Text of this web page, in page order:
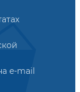
e-mail